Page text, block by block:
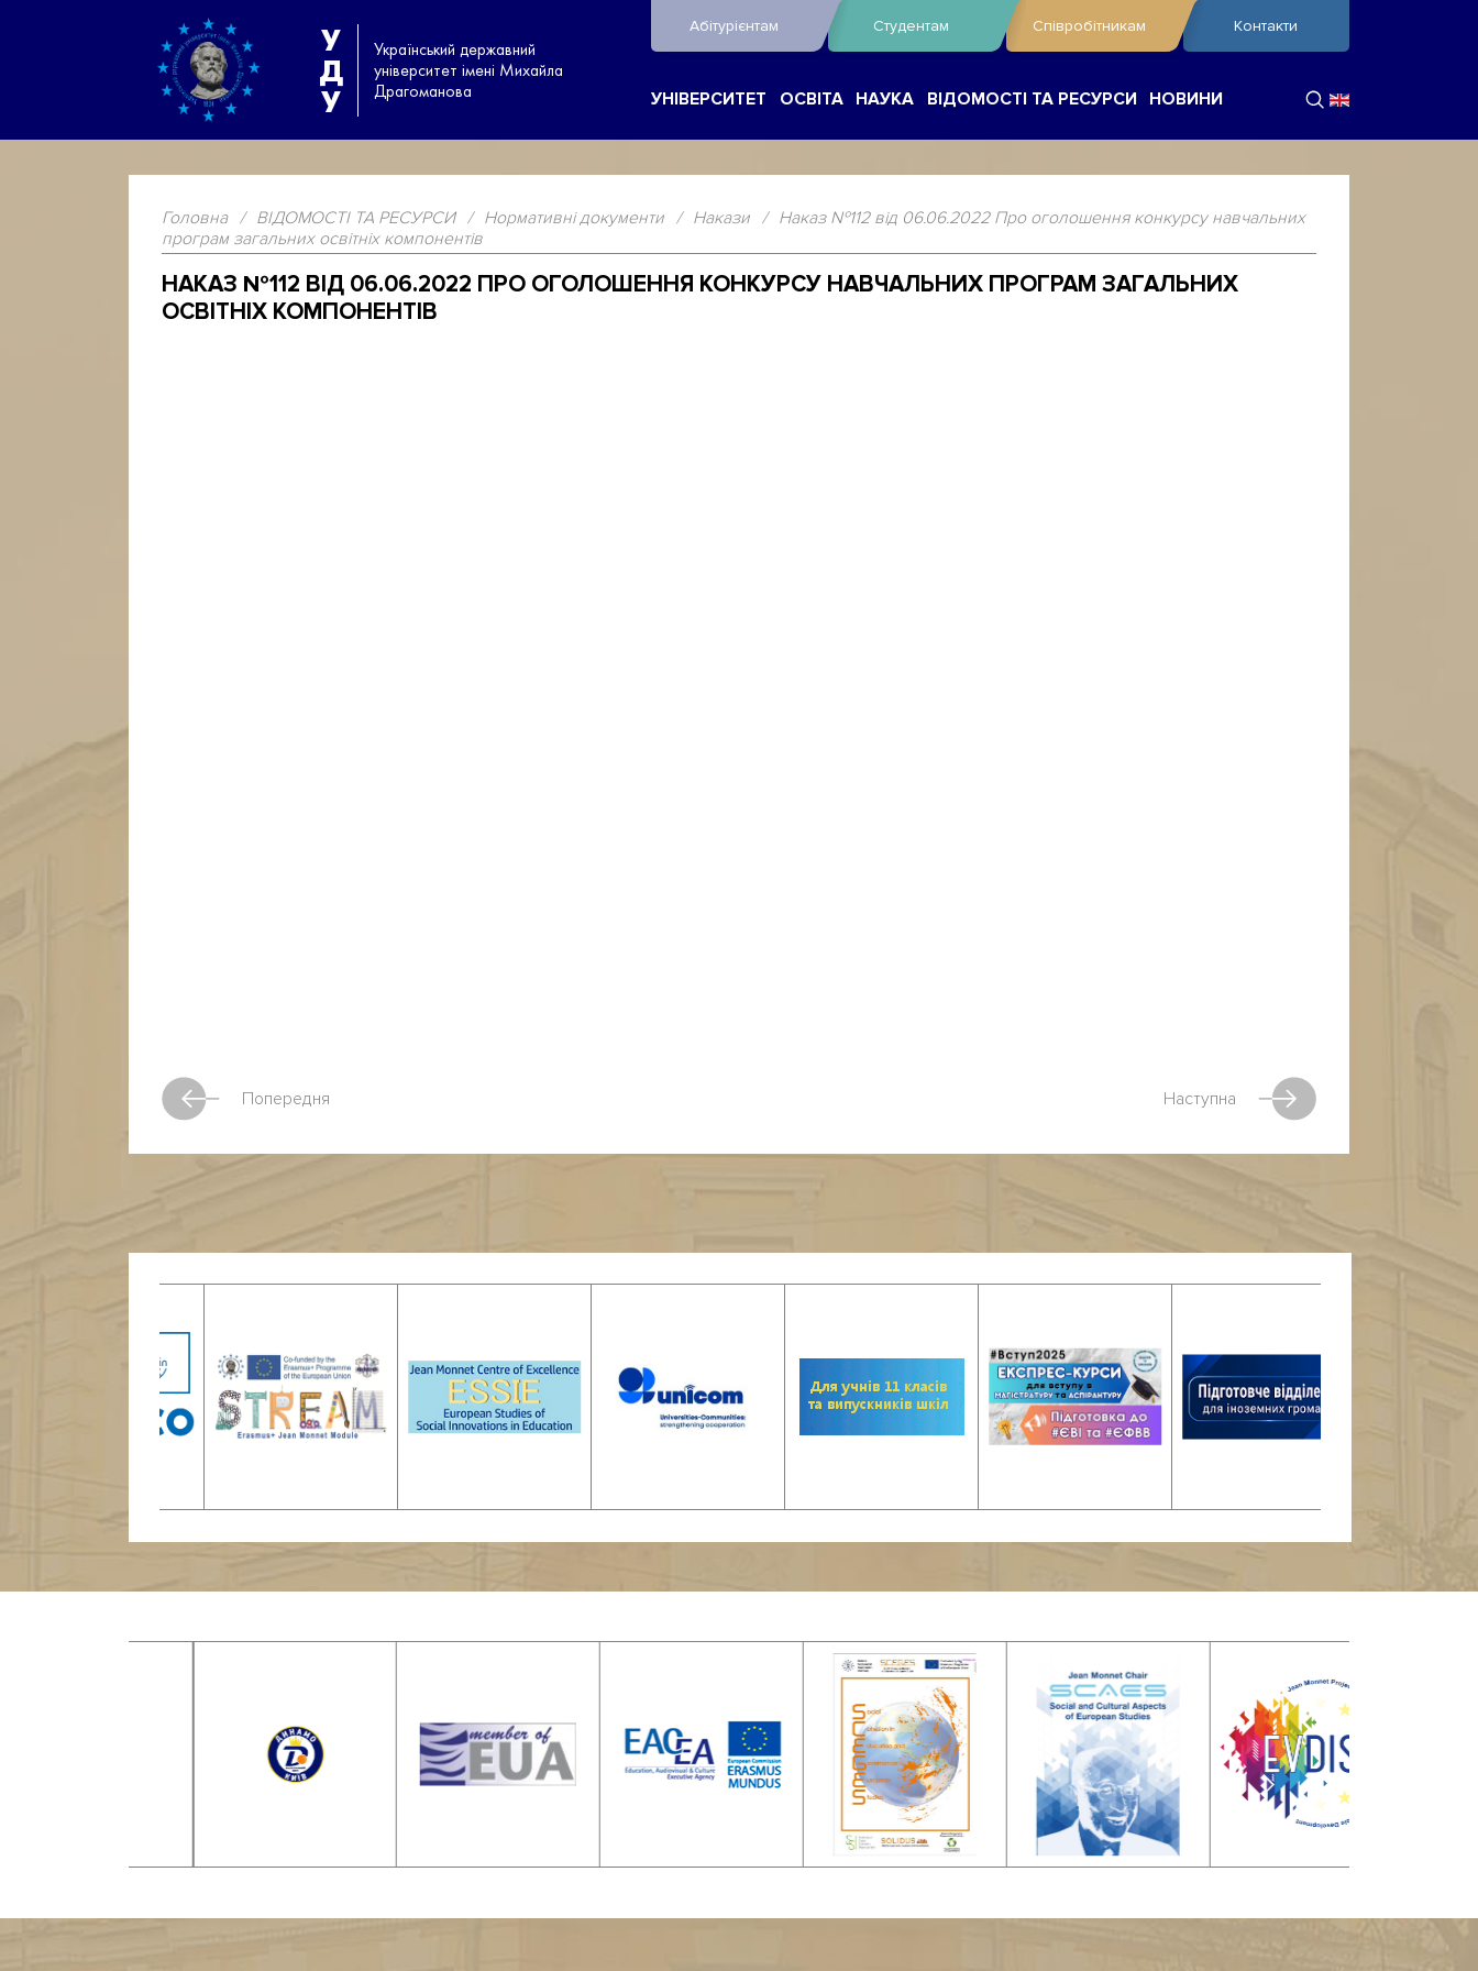
У
Д
У
Український державний
університет імені Михайла
Драгоманова
Абітурієнтам Студентам Співробітникам Контакти
УНІВЕРСИТЕТ ОСВІТА НАУКА ВІДОМОСТІ ТА РЕСУРСИ НОВИНИ
Головна / ВІДОМОСТІ ТА РЕСУРСИ / Нормативні документи / Накази / Наказ №112 від 06.06.2022 Про оголошення конкурсу навчальних
програм загальних освітніх компонентів
НАКАЗ №112 ВІД 06.06.2022 ПРО ОГОЛОШЕННЯ КОНКУРСУ НАВЧАЛЬНИХ ПРОГРАМ ЗАГАЛЬНИХ
ОСВІТНІХ КОМПОНЕНТІВ
Попередня Наступна